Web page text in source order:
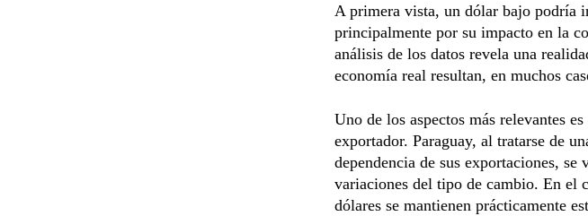
A primera vista, un dólar bajo podría
principalmente por su impacto en la
análisis de los datos revela una
economía real resultan, en muchos
Uno de los aspectos más relevantes
exportador. Paraguay, al tratarse de
dependencia de sus exportaciones,
variaciones del tipo de cambio. En el
dólares se mantienen prácticamente